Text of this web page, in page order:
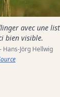
avec une
bien visible.
Hans-Jörg Hellwig